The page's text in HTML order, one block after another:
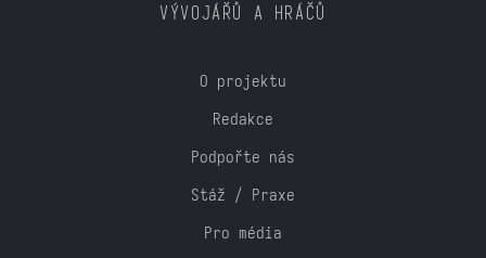
VÝVOJÁŘŮ A HRÁČŮ
O projektu
Redakce
Podpořte nás
Stáž / Praxe
Pro média